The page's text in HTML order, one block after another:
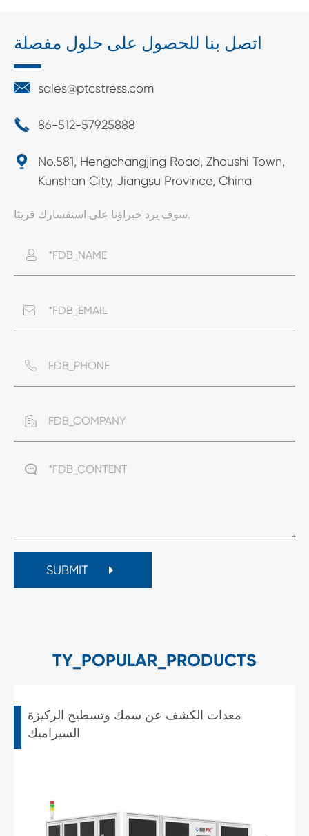
اتصل بنا للحصول على حلول مفصلة
 sales@ptcstress.com
 86-512-57925888

No.581, Hengchangjing Road, Zhoushi Town,
Kunshan City, Jiangsu Province, China
سوف يرد خبراؤنا على استفسارك قريبًا.





SUBMIT
TY_POPULAR_PRODUCTS
معدات الكشف عن سمك وتسطيح الركيزة
السيراميك